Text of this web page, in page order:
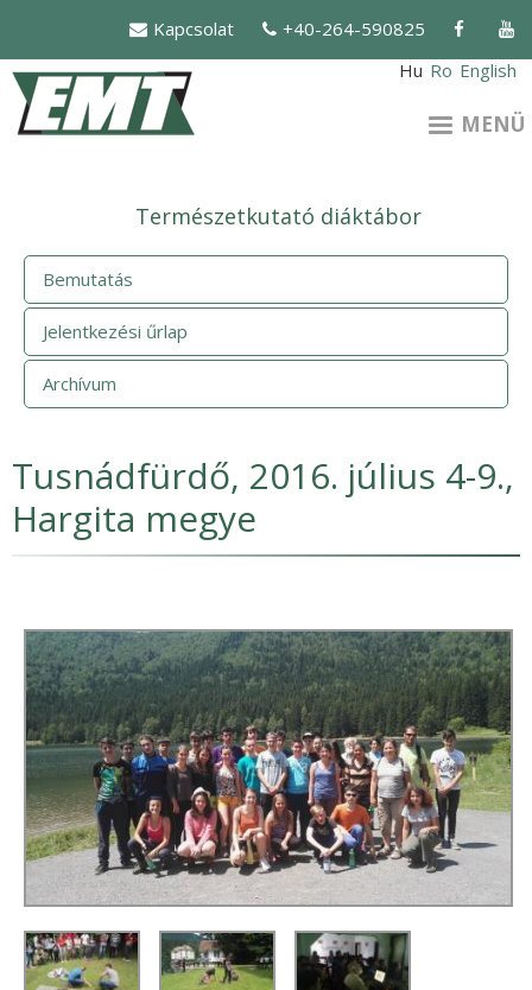
tartalomra
Kapcsolat
+40-264-590825
Hu Ro English
MENÜ
Természetkutató diáktábor
Bemutatás
Jelentkezési űrlap
Archívum
Tusnádfürdő, 2016. július 4-9.,
Hargita megye